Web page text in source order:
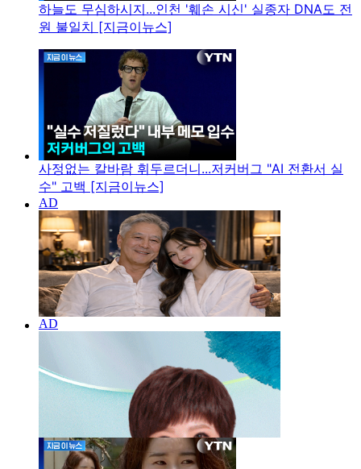
하늘도 무심하시지...인천 '훼손 시신' 실종자 DNA도 전
원 불일치 [지금이뉴스]
사정없는 칼바람 휘두르더니...저커버그 "AI 전환서 실
수" 고백 [지금이뉴스]